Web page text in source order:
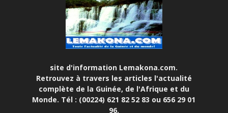
site d'information Lemakona.com.
Retrouvez à travers les articles l'actualité
complète de la Guinée, de l'Afrique et du
Monde. Tél : (00224) 621 82 52 83 ou 656 29 01
96.